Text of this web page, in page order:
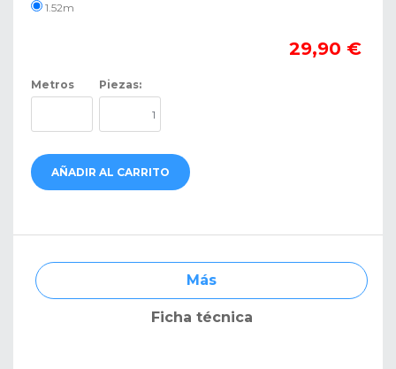
1.52m
29,90 €
Metros Piezas:
AÑADIR AL CARRITO
Más
Ficha técnica